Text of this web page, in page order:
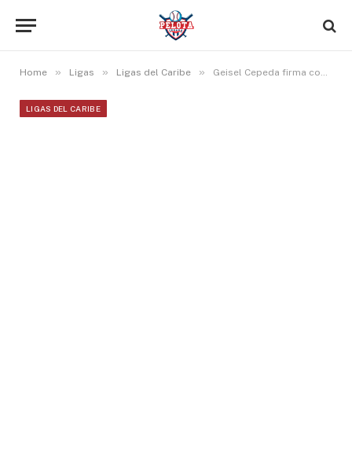
Home » Ligas » Ligas del Caribe » Geisel Cepeda firma con Caliente de Durango y Aledmys Díaz cambia a Tecos de Dos Laredos
LIGAS DEL CARIBE